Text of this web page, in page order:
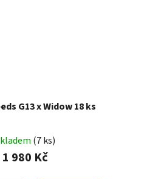
G13 x Widow 18 ks
(7 ks)
1 980 Kč